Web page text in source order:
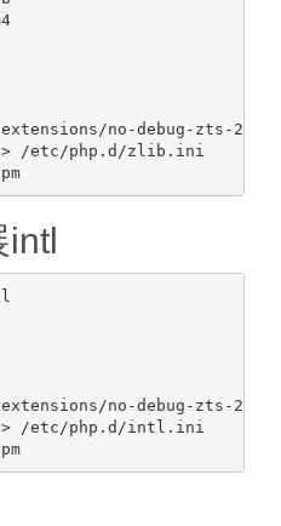
no-debug-zts-
> /etc/php.d/zlib.ini
systemctl reload php-fpm
intl
no-debug-zts-
> /etc/php.d/intl.ini
systemctl reload php-fpm